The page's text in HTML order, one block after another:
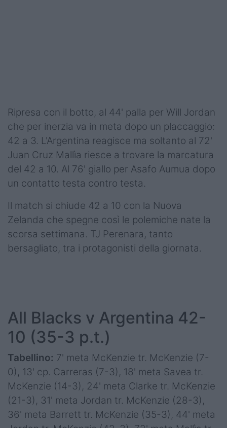
Ripresa con il botto, al 44' palla per Will Jordan
che per inerzia va in meta dopo un placcaggio:
42 a 3. L'Argentina reagisce ma soltanto al 72'
Juan Cruz Mallìa riesce a trovare la marcatura
del 42 a 10. Al 76' giallo per Asafo Aumua dopo
un contatto testa contro testa.
Il match si chiude 42 a 10 con la Nuova
Zelanda che spegne così le polemiche nate la
scorsa settimana. TJ Perenara, tanto
bersagliato, tra i protagonisti della giornata.
All Blacks v Argentina 42-
10 (35-3 p.t.)
Tabellino: 7' meta McKenzie tr. McKenzie (7-
0), 13' cp. Carreras (7-3), 18' meta Savea tr.
McKenzie (14-3), 24' meta Clarke tr. McKenzie
(21-3), 31' meta Jordan tr. McKenzie (28-3),
36' meta Barrett tr. McKenzie (35-3), 44' meta